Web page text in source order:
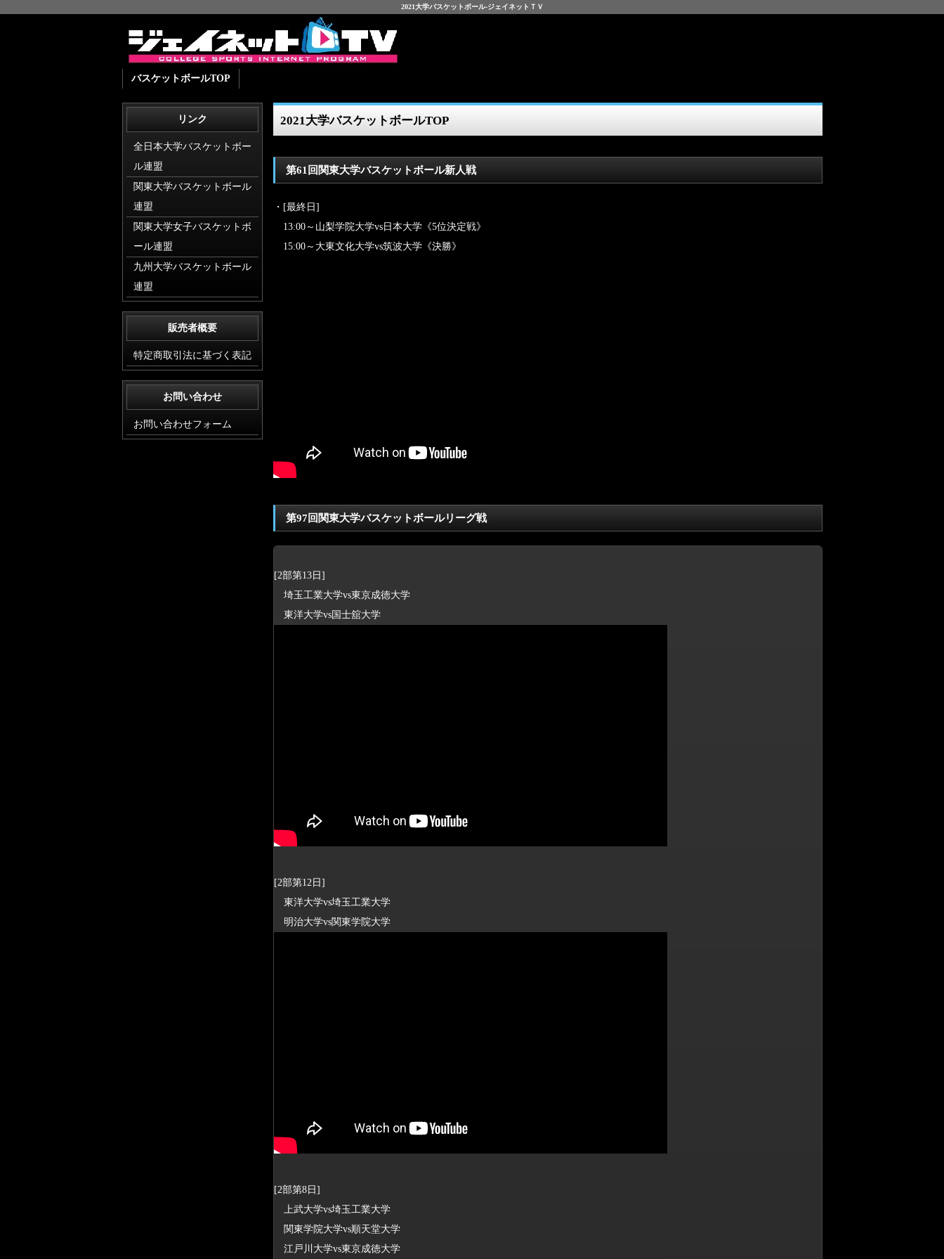
2021大学バスケットボール-ジェイネットＴＶ
バスケットボールTOP
2021大学バスケットボールTOP
第61回関東大学バスケットボール新人戦
・[最終日]
13:00～山梨学院大学vs日本大学《5位決定戦》
15:00～大東文化大学vs筑波大学《決勝》
第97回関東大学バスケットボールリーグ戦
[2部第13日]
埼玉工業大学vs東京成徳大学
東洋大学vs国士舘大学
[2部第12日]
東洋大学vs埼玉工業大学
明治大学vs関東学院大学
[2部第8日]
上武大学vs埼玉工業大学
関東学院大学vs順天堂大学
江戸川大学vs東京成徳大学
リンク
全日本大学バスケットボー
ル連盟
関東大学バスケットボール
連盟
関東大学女子バスケットボ
ール連盟
九州大学バスケットボール
連盟
販売者概要
特定商取引法に基づく表記
お問い合わせ
お問い合わせフォーム